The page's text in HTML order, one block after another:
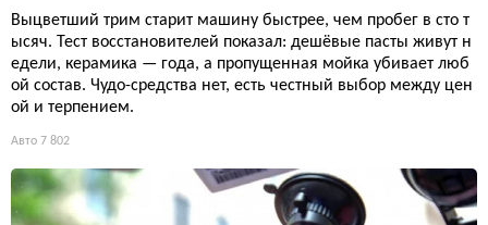
Выцветший трим старит машину быстрее, чем пробег в сто т
ысяч. Тест восстановителей показал: дешёвые пасты живут н
едели, керамика — года, а пропущенная мойка убивает люб
ой состав. Чудо-средства нет, есть честный выбор между цен
ой и терпением.
Авто 7 802